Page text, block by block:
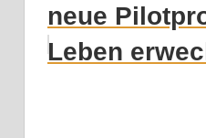
neue
Leben